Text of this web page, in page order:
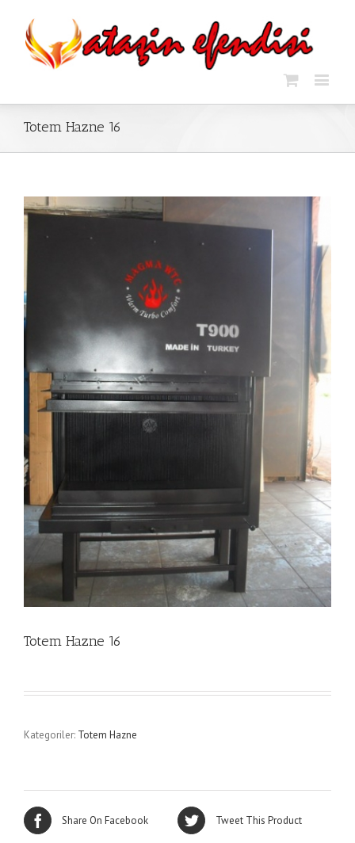
Totem Hazne 16
Totem Hazne 16
Kategoriler: Totem Hazne
Share On Facebook Tweet This Product